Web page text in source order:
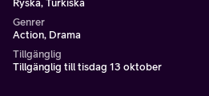
Ryska, Turkiska
Genrer
Action, Drama
Tillgänglig
Tillgänglig till tisdag 13 oktober